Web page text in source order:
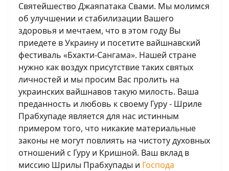
Святейшество Джаяпатака Свами. Мы молимся
об улучшении и стабилизации Вашего
здоровья и мечтаем, что в этом году Вы
приедете в Украину и посетите вайшнавский
фестиваль «Бхакти-Сангама». Нашей стране
нужно как воздух присутствие таких святых
личностей и мы просим Вас пролить на
украинских вайшнавов такую милость. Ваша
преданность и любовь к своему Гуру - Шриле
Прабхупаде является для нас истинным
примером того, что никакие материальные
законы не могут повлиять на чистоту духовных
отношений с Гуру и Кришной. Ваш вклад в
миссию Шрилы Прабхупады и Господа